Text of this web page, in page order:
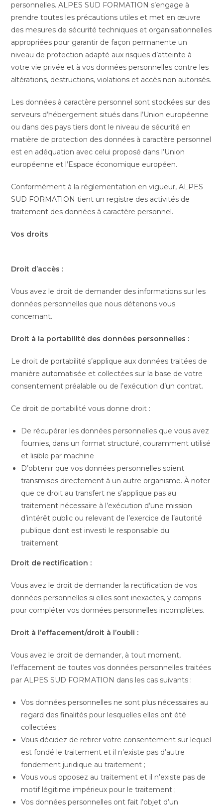
personnelles. ALPES SUD FORMATION s’engage à
prendre toutes les précautions utiles et met en œuvre
des mesures de sécurité techniques et organisationnelles
appropriées pour garantir de façon permanente un
niveau de protection adapté aux risques d’atteinte à
votre vie privée et à vos données personnelles contre les
altérations, destructions, violations et accès non autorisés.
Les données à caractère personnel sont stockées sur des
serveurs d’hébergement situés dans l’Union européenne
ou dans des pays tiers dont le niveau de sécurité en
matière de protection des données à caractère personnel
est en adéquation avec celui proposé dans l’Union
européenne et l’Espace économique européen.
Conformément à la réglementation en vigueur, ALPES
SUD FORMATION tient un registre des activités de
traitement des données à caractère personnel.
Vos droits
Droit d’accès :
Vous avez le droit de demander des informations sur les
données personnelles que nous détenons vous
concernant.
Droit à la portabilité des données personnelles :
Le droit de portabilité s’applique aux données traitées de
manière automatisée et collectées sur la base de votre
consentement préalable ou de l’exécution d’un contrat.
Ce droit de portabilité vous donne droit :
De récupérer les données personnelles que vous avez
fournies, dans un format structuré, couramment utilisé
et lisible par machine
D’obtenir que vos données personnelles soient
transmises directement à un autre organisme. À noter
que ce droit au transfert ne s’applique pas au
traitement nécessaire à l’exécution d’une mission
d’intérêt public ou relevant de l’exercice de l’autorité
publique dont est investi le responsable du
traitement.
Droit de rectification :
Vous avez le droit de demander la rectification de vos
données personnelles si elles sont inexactes, y compris
pour compléter vos données personnelles incomplètes.
Droit à l’effacement/droit à l’oubli :
Vous avez le droit de demander, à tout moment,
l’effacement de toutes vos données personnelles traitées
par ALPES SUD FORMATION dans les cas suivants :
Vos données personnelles ne sont plus nécessaires au
regard des finalités pour lesquelles elles ont été
collectées ;
Vous décidez de retirer votre consentement sur lequel
est fondé le traitement et il n’existe pas d’autre
fondement juridique au traitement ;
Vous vous opposez au traitement et il n’existe pas de
motif légitime impérieux pour le traitement ;
Vos données personnelles ont fait l’objet d’un